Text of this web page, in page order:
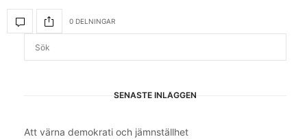
0 DELNINGAR
SENASTE INLÄGGEN
Att värna demokrati och jämnställhet